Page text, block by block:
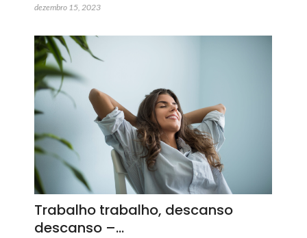
dezembro 15, 2023
Trabalho trabalho, descanso
descanso –…